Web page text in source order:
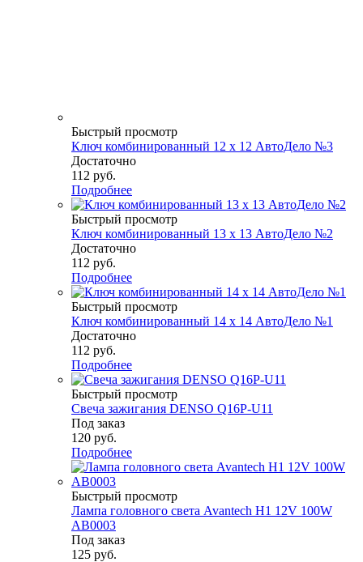
Быстрый просмотр
Ключ комбинированный 12 х 12 АвтоДело №3
Достаточно
112 руб.
Подробнее
Быстрый просмотр
Ключ комбинированный 13 х 13 АвтоДело №2
Достаточно
112 руб.
Подробнее
Быстрый просмотр
Ключ комбинированный 14 х 14 АвтоДело №1
Достаточно
112 руб.
Подробнее
Быстрый просмотр
Свеча зажигания DENSO Q16P-U11
Под заказ
120 руб.
Подробнее
Быстрый просмотр
Лампа головного света Avantech H1 12V 100W
AB0003
Под заказ
125 руб.